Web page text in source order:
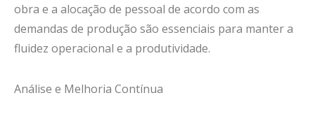
obra e a alocação de pessoal de acordo com as
demandas de produção são essenciais para manter a
fluidez operacional e a produtividade.
Análise e Melhoria Contínua